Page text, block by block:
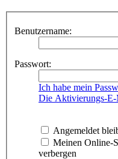
Benutzername:
Passwort:
Ich habe mein
Die Aktivierungs-E-
Angemeldet
Meinen Online-
verbergen